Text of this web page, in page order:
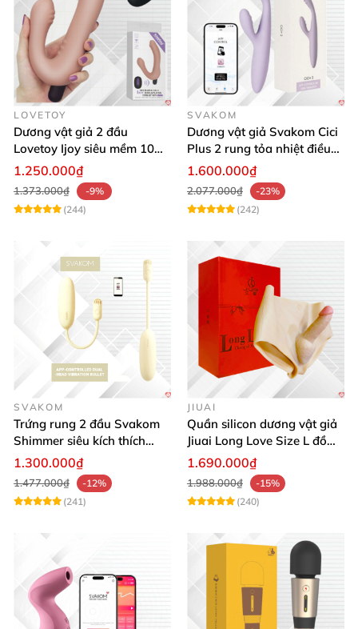
LOVETOY
Dương vật giả 2 đầu
Lovetoy Ijoy siêu mềm 10
chế độ rung sạc điện tiện lợi
1.250.000₫
1.373.000₫
-9%
(244)
SVAKOM
Dương vật giả Svakom Cici
Plus 2 rung tỏa nhiệt điều
khiển App đẳng cấp
1.600.000₫
2.077.000₫
-23%
(242)
SVAKOM
Trứng rung 2 đầu Svakom
Shimmer siêu kích thích
điều khiển App
1.300.000₫
1.477.000₫
-12%
(241)
JIUAI
Quần silicon dương vật giả
Jiuai Long Love Size L đồ
chơi tình dục
1.690.000₫
1.988.000₫
-15%
(240)